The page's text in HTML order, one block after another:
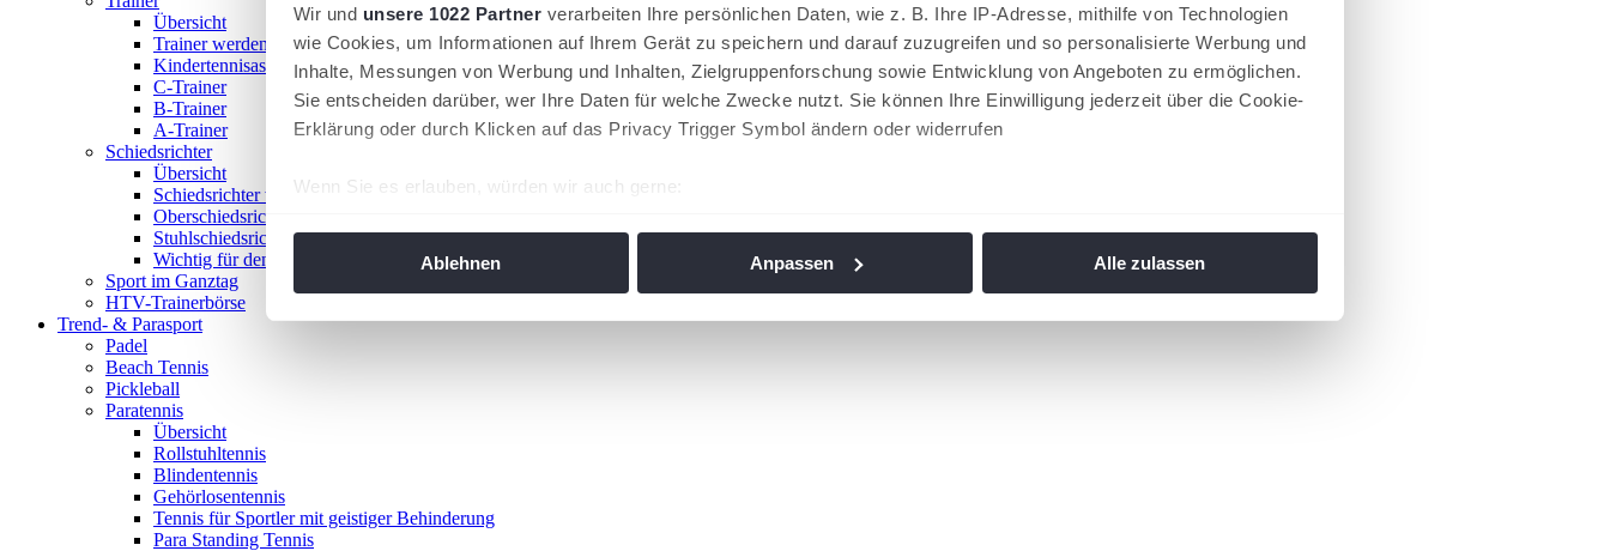
Wir und unsere 1022 Partner verarbeiten Ihre persönlichen Daten, wie z. B. Ihre IP-Adresse, mithilfe von Technologien
wie Cookies, um Informationen auf Ihrem Gerät zu speichern und darauf zuzugreifen und so personalisierte Werbung und
Inhalte, Messungen von Werbung und Inhalten, Zielgruppenforschung sowie Entwicklung von Angeboten zu ermöglichen.
Sie entscheiden darüber, wer Ihre Daten für welche Zwecke nutzt. Sie können Ihre Einwilligung jederzeit über die Cookie-
Erklärung oder durch Klicken auf das Privacy Trigger Symbol ändern oder widerrufen
Wenn Sie es erlauben, würden wir auch gerne:
angepasst werden.
Ablehnen Anpassen Alle zulassen
Übersicht
Trainer werden!
Kindertennisassistent
C-Trainer
B-Trainer
A-Trainer
Schiedsrichter
Übersicht
Schiedsrichter werden!
Oberschiedsrichter
Stuhlschiedsrichter
Wichtig für den Spieltag
Sport im Ganztag
HTV-Trainerbörse
Trend- & Parasport
Padel
Beach Tennis
Pickleball
Paratennis
Übersicht
Rollstuhltennis
Blindentennis
Gehörlosentennis
Tennis für Sportler mit geistiger Behinderung
Para Standing Tennis